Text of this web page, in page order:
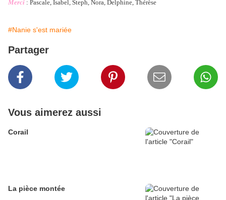
Merci : Pascale, Isabel, Steph, Nora, Delphine, Thérèse
#Nanie s'est mariée
Partager
Vous aimerez aussi
Corail
La pièce montée